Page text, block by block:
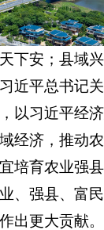
下安；县域
近平总书记
以习近平经
经济，推动
培育农业强
、强县、富
出更大贡献。